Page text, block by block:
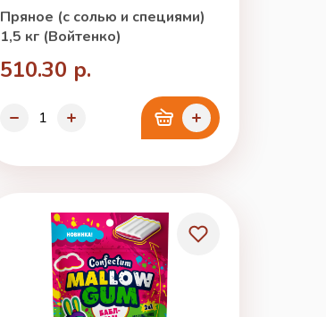
Пряное (с солью и специями)
1,5 кг (Войтенко)
510.30 р.